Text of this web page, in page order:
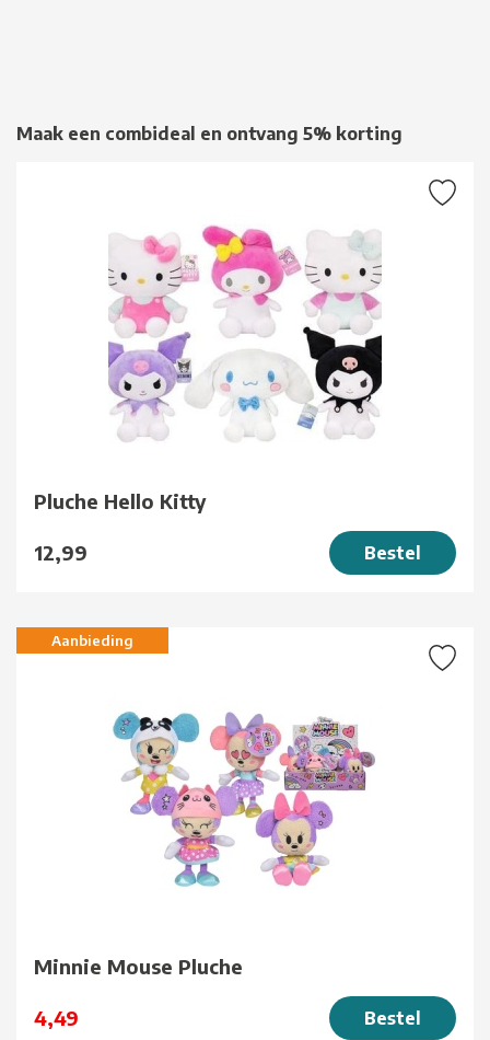
Maak een combideal en ontvang 5% korting
Pluche Hello Kitty
12,99 Bestel
Aanbieding
Minnie Mouse Pluche
4,49 Bestel